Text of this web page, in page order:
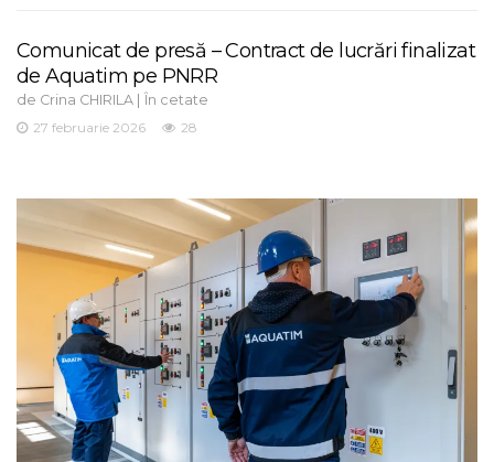
Comunicat de presă – Contract de lucrări finalizat
de Aquatim pe PNRR
de Crina CHIRILA | În cetate
27 februarie 2026
28